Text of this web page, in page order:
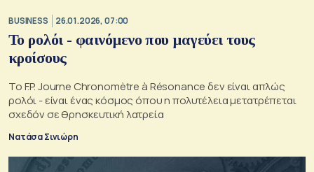
BUSINESS 26.01.2026, 07:00
Το ρολόι - φαινόμενο που μαγεύει τους
κροίσους
Το F.P. Journe Chronomètre à Résonance δεν είναι απλώς
ρολόι - είναι ένας κόσμος όπου η πολυτέλεια μετατρέπεται
σχεδόν σε θρησκευτική λατρεία
Νατάσα Σινιώρη